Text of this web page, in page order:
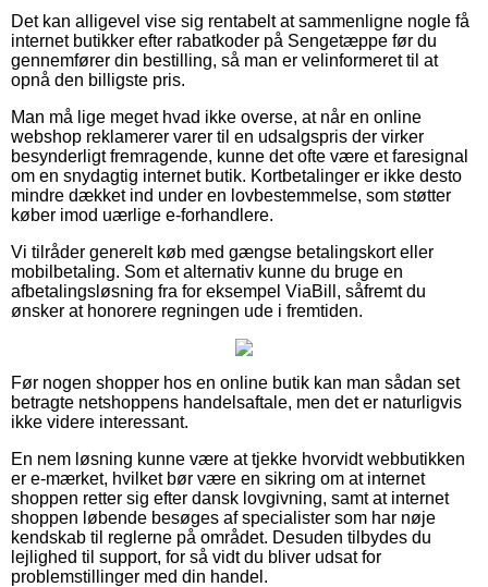
Det kan alligevel vise sig rentabelt at sammenligne nogle få
internet butikker efter rabatkoder på Sengetæppe før du
gennemfører din bestilling, så man er velinformeret til at
opnå den billigste pris.
Man må lige meget hvad ikke overse, at når en online
webshop reklamerer varer til en udsalgspris der virker
besynderligt fremragende, kunne det ofte være et faresignal
om en snydagtig internet butik. Kortbetalinger er ikke desto
mindre dækket ind under en lovbestemmelse, som støtter
køber imod uærlige e-forhandlere.
Vi tilråder generelt køb med gængse betalingskort eller
mobilbetaling. Som et alternativ kunne du bruge en
afbetalingsløsning fra for eksempel ViaBill, såfremt du
ønsker at honorere regningen ude i fremtiden.
Før nogen shopper hos en online butik kan man sådan set
betragte netshoppens handelsaftale, men det er naturligvis
ikke videre interessant.
En nem løsning kunne være at tjekke hvorvidt webbutikken
er e-mærket, hvilket bør være en sikring om at internet
shoppen retter sig efter dansk lovgivning, samt at internet
shoppen løbende besøges af specialister som har nøje
kendskab til reglerne på området. Desuden tilbydes du
lejlighed til support, for så vidt du bliver udsat for
problemstillinger med din handel.